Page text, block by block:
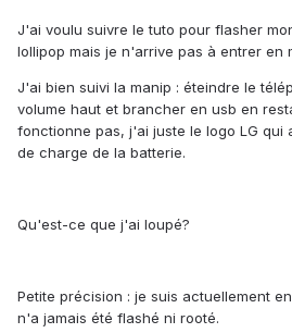
J'ai voulu suivre le tuto pour flasher
lollipop mais je n'arrive pas à entrer en
J'ai bien suivi la manip : éteindre le
volume haut et brancher en usb en
fonctionne pas, j'ai juste le logo LG qui
de charge de la batterie.
Qu'est-ce que j'ai loupé?
Petite précision : je suis actuellement
n'a jamais été flashé ni rooté.